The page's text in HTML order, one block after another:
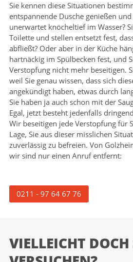
Sie kennen diese Situationen
entspannende Dusche genießen
unerwartet knöcheltief im Wasser?
Toilette und stellen entsetzt fest,
abfließt? Oder aber in der Küche
hartnäckig im Spülbecken fest, und
Verstopfung nicht mehr beseitigen.
weil Sie genau wissen, dass sich
angekündigt haben, etwas durch
Sie haben ja auch schon mit der
Egal, jetzt besteht jedenfalls
Wir beseitigen jede Verstopfung für
Lage, Sie aus dieser misslichen
zuverlässig zu befreien. Von
wir sind nur einen Anruf entfernt:
0211 - 97 64 67 76
VIELLEICHT DOCH